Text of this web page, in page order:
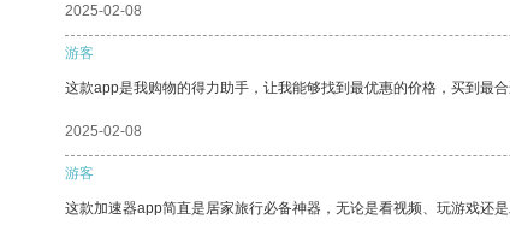
2025-02-08
游客
这款app是我购物的得力助手，让我能够找到最优惠的价格，买到最合
2025-02-08
游客
这款加速器app简直是居家旅行必备神器，无论是看视频、玩游戏还